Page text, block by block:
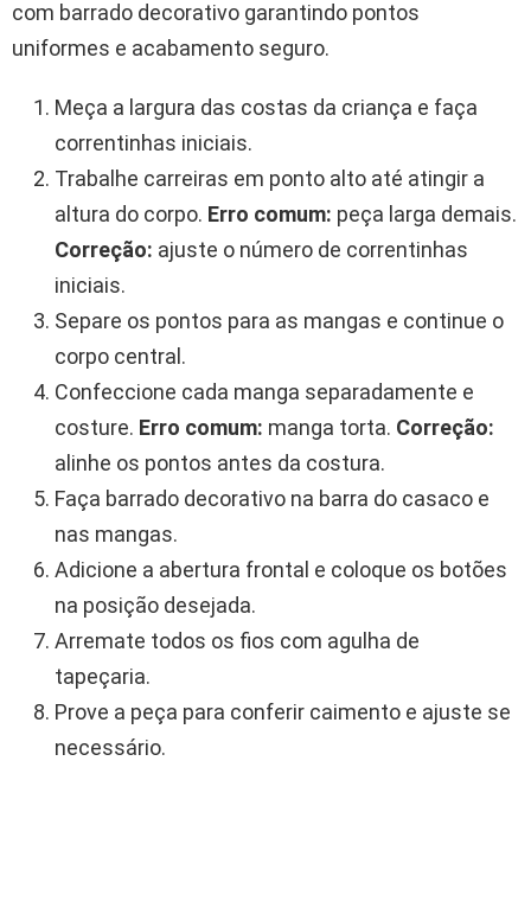
com barrado decorativo garantindo pontos
uniformes e acabamento seguro.
Meça a largura das costas da criança e faça
correntinhas iniciais.
Trabalhe carreiras em ponto alto até atingir a
altura do corpo. Erro comum: peça larga demais.
Correção: ajuste o número de correntinhas
iniciais.
Separe os pontos para as mangas e continue o
corpo central.
Confeccione cada manga separadamente e
costure. Erro comum: manga torta. Correção:
alinhe os pontos antes da costura.
Faça barrado decorativo na barra do casaco e
nas mangas.
Adicione a abertura frontal e coloque os botões
na posição desejada.
Arremate todos os fios com agulha de
tapeçaria.
Prove a peça para conferir caimento e ajuste se
necessário.